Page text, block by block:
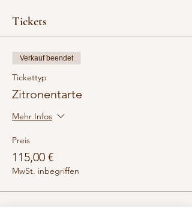
Tickets
Verkauf beendet
Tickettyp
Zitronentarte
Mehr Infos
Preis
115,00 €
MwSt. inbegriffen